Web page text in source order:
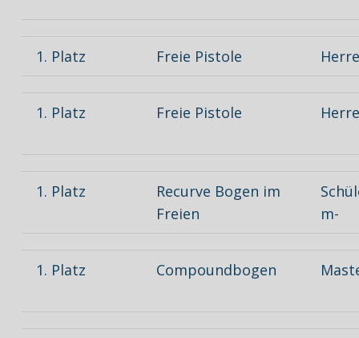
1. Platz Freie Pistole
1. Platz Freie Pistole
1. Platz
Recurve Bogen im
Freien
m-
1. Platz Compoundbogen